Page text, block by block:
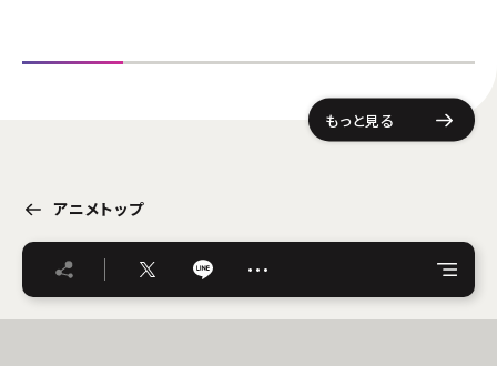
もっと見る
アニメトップ
…